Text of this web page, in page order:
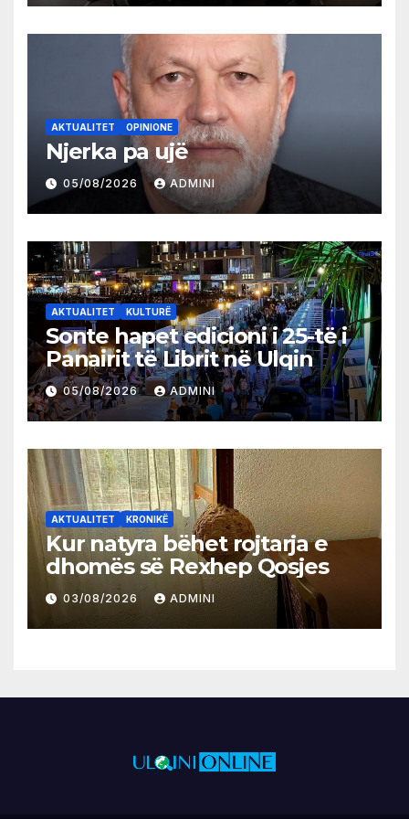
AKTUALITET OPINIONE
Njerka pa ujë
05/08/2026 ADMINI
AKTUALITET KULTURË
Sonte hapet edicioni i 25-të i
Panairit të Librit në Ulqin
05/08/2026 ADMINI
AKTUALITET KRONIKË
Kur natyra bëhet rojtarja e
dhomës së Rexhep Qosjes
03/08/2026 ADMINI